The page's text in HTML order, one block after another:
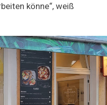
könne“, weiß